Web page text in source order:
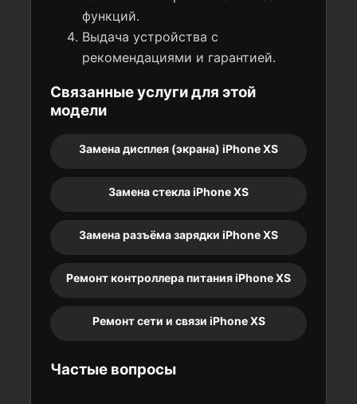
функций.
Выдача устройства с
рекомендациями и гарантией.
Связанные услуги для этой
модели
Замена дисплея (экрана) iPhone XS
Замена стекла iPhone XS
Замена разъёма зарядки iPhone XS
Ремонт контроллера питания iPhone XS
Ремонт сети и связи iPhone XS
Частые вопросы